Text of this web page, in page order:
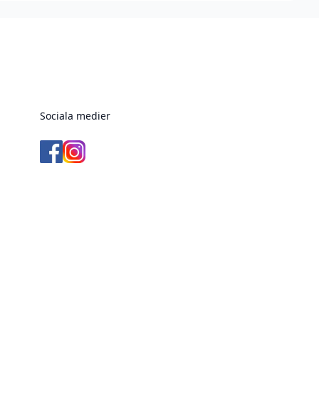
Sociala medier